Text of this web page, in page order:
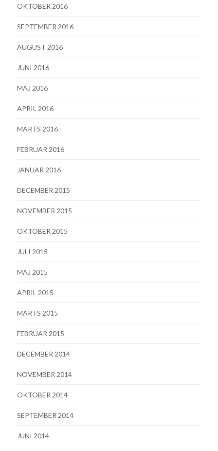
OKTOBER 2016
SEPTEMBER 2016
AUGUST 2016
JUNI 2016
MAJ 2016
APRIL 2016
MARTS 2016
FEBRUAR 2016
JANUAR 2016
DECEMBER 2015
NOVEMBER 2015
OKTOBER 2015
JULI 2015
MAJ 2015
APRIL 2015
MARTS 2015
FEBRUAR 2015
DECEMBER 2014
NOVEMBER 2014
OKTOBER 2014
SEPTEMBER 2014
JUNI 2014